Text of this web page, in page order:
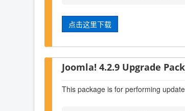
点击这里下载
Joomla! 4.2.9 Upgrade
This package is for performing